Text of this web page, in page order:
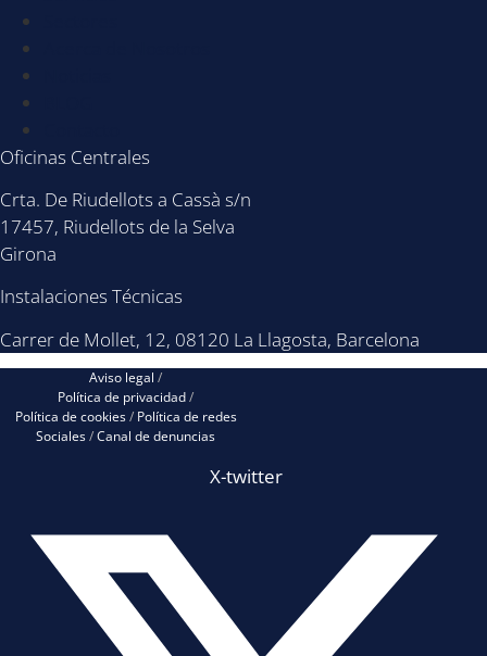
Oficinas Centrales
Crta. De Riudellots a Cassà s/n
17457, Riudellots de la Selva
Girona
Instalaciones Técnicas
Carrer de Mollet, 12, 08120 La Llagosta, Barcelona
Aviso legal /
Política de privacidad/
Política de cookies/Política de redes
Sociales/Canal de denuncias
X-twitter